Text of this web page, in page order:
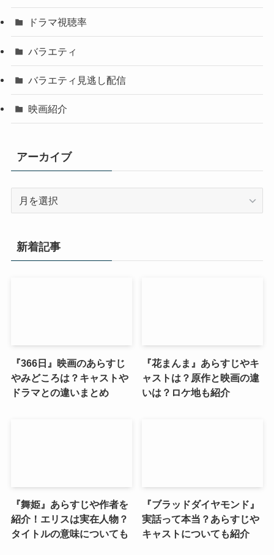
ドラマ視聴率
バラエティ
バラエティ見逃し配信
映画紹介
アーカイブ
イ
ブ
新着記事
『366日』映画のあらすじ
やみどころは？キャストや
ドラマとの違いまとめ
『花まんま』あらすじやキ
ャストは？原作と映画の違
いは？ロケ地も紹介
『舞姫』あらすじや作者を
紹介！エリスは実在人物？
タイトルの意味についても
『ブラッドダイヤモンド』
実話って本当？あらすじや
キャストについても紹介